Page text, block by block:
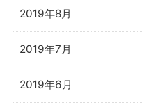
2019年8月
2019年7月
2019年6月